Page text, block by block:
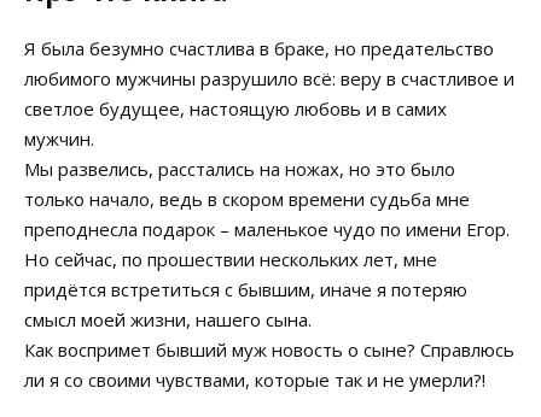
Я была безумно счастлива в браке, но предательство
любимого мужчины разрушило всё: веру в счастливое и
светлое будущее, настоящую любовь и в самих
мужчин.
Мы развелись, расстались на ножах, но это было
только начало, ведь в скором времени судьба мне
преподнесла подарок – маленькое чудо по имени Егор.
Но сейчас, по прошествии нескольких лет, мне
придётся встретиться с бывшим, иначе я потеряю
смысл моей жизни, нашего сына.
Как воспримет бывший муж новость о сыне? Справлюсь
ли я со своими чувствами, которые так и не умерли?!